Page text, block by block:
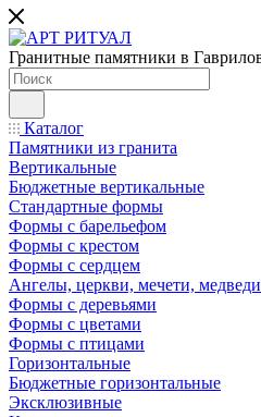
Гранитные памятники в
Каталог
Памятники из гранита
Вертикальные
Бюджетные вертикальные
Стандартные формы
Формы с барельефом
Формы с крестом
Формы с сердцем
Ангелы, церкви, мечети, медведи
Формы с деревьями
Формы с цветами
Формы с птицами
Горизонтальные
Бюджетные горизонтальные
Эксклюзивные